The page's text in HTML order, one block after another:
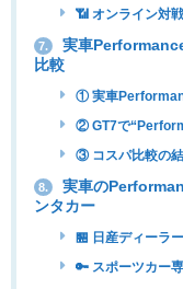
📶 オンライン対
7.
実車
比較
① 実車
② GT7で
③ コスパ比較の
8.
実車の
ンタカー
🏪 日産ディーラ
🔑 スポーツカー